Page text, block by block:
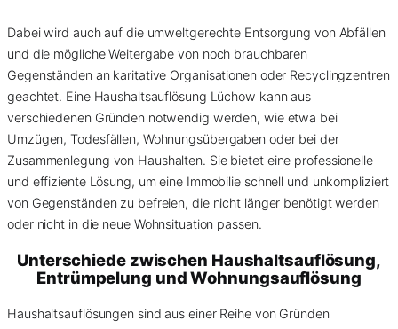
Dabei wird auch auf die umweltgerechte Entsorgung von Abfällen
und die mögliche Weitergabe von noch brauchbaren
Gegenständen an karitative Organisationen oder Recyclingzentren
geachtet. Eine Haushaltsauflösung Lüchow kann aus
verschiedenen Gründen notwendig werden, wie etwa bei
Umzügen, Todesfällen, Wohnungsübergaben oder bei der
Zusammenlegung von Haushalten. Sie bietet eine professionelle
und effiziente Lösung, um eine Immobilie schnell und unkompliziert
von Gegenständen zu befreien, die nicht länger benötigt werden
oder nicht in die neue Wohnsituation passen.
Unterschiede zwischen Haushaltsauflösung,
Entrümpelung und Wohnungsauflösung
Haushaltsauflösungen sind aus einer Reihe von Gründen